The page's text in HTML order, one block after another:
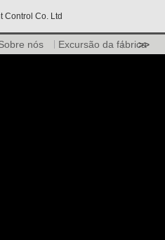
Control Co. Ltd
nós Excursão da fábrica
>>